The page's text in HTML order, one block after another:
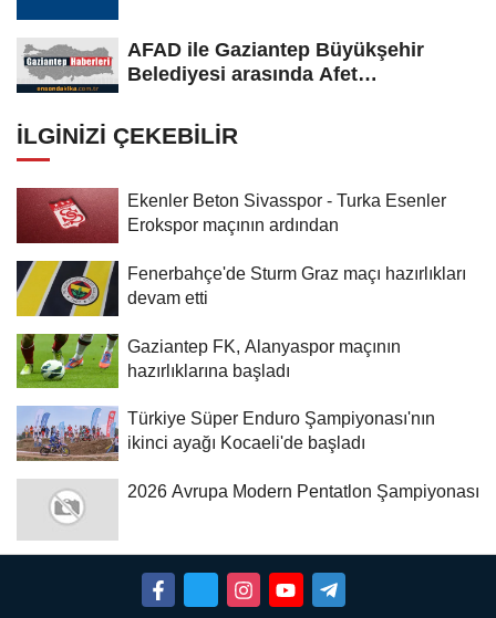
AFAD ile Gaziantep Büyükşehir
Belediyesi arasında Afet
İLGINIZI ÇEKEBILIR
Ekenler Beton Sivasspor - Turka Esenler
Erokspor maçının ardından
Fenerbahçe'de Sturm Graz maçı hazırlıkları
devam etti
Gaziantep FK, Alanyaspor maçının
hazırlıklarına başladı
Türkiye Süper Enduro Şampiyonası'nın
ikinci ayağı Kocaeli'de başladı
2026 Avrupa Modern Pentatlon Şampiyonası